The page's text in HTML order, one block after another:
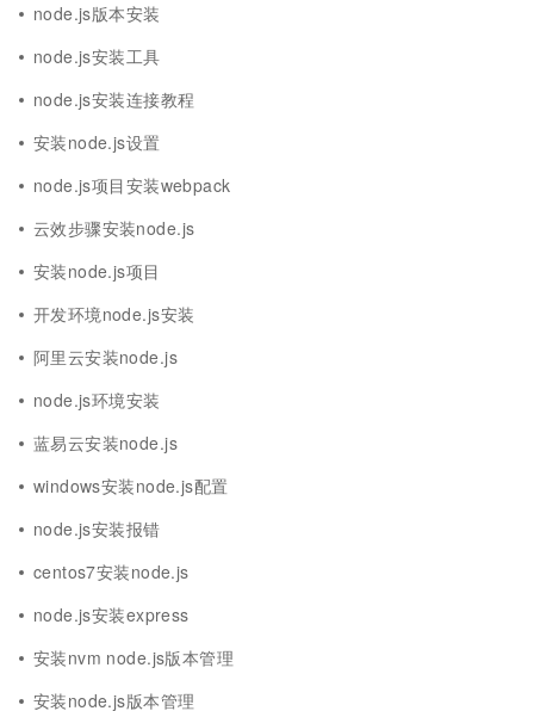
node.js版本安装
node.js安装工具
node.js安装连接教程
安装node.js设置
node.js项目安装webpack
云效步骤安装node.js
安装node.js项目
开发环境node.js安装
阿里云安装node.js
node.js环境安装
蓝易云安装node.js
windows安装node.js配置
node.js安装报错
centos7安装node.js
node.js安装express
安装nvm node.js版本管理
安装node.js版本管理